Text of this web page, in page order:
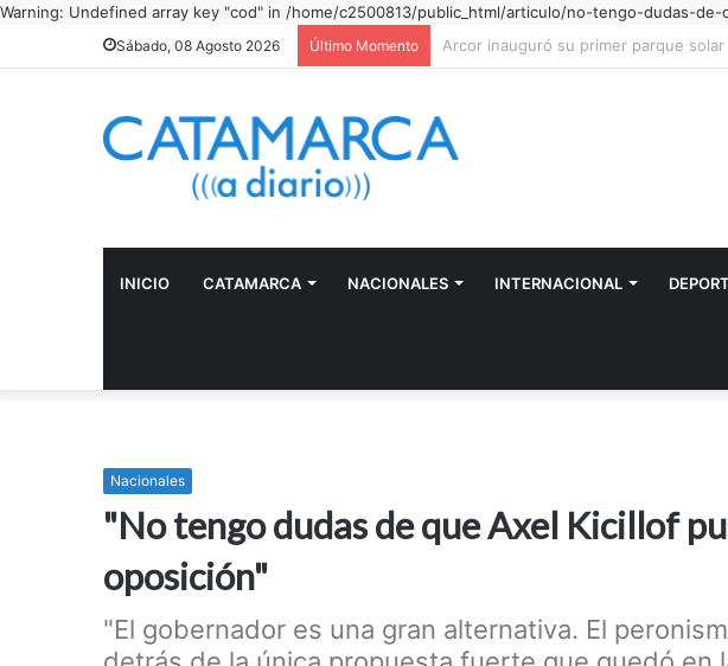
Warning: Undefined array key "cod" in /home/c2500813/public_html/articulo/no-tengo-dudas-
Sábado, 08 Agosto 2026 Último Momento "Camino con intenciones especiales
INICIO CATAMARCA NACIONALES INTERNACIONAL
Nacionales
"No tengo dudas de que Axel Kicillof
oposición"
"El gobernador es una gran alternativa. El